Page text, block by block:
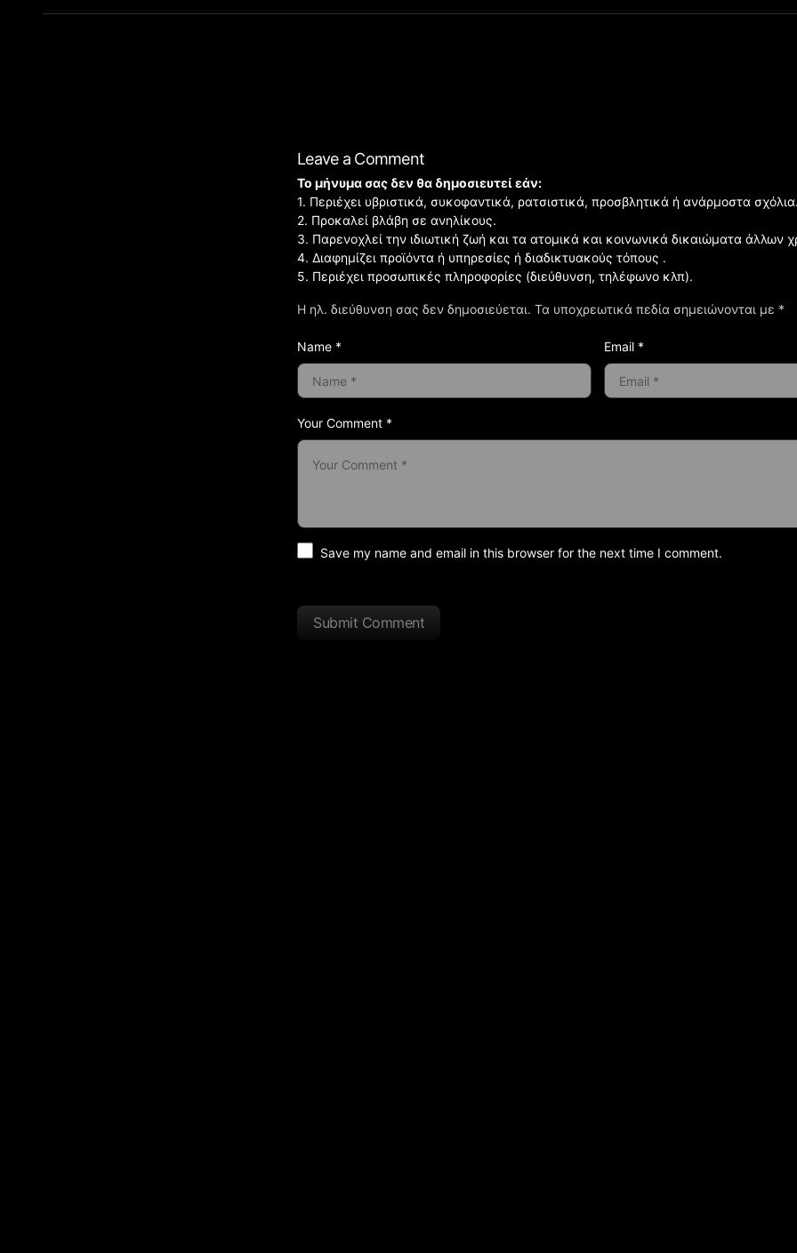
Leave a Comment
Η ηλ. διεύθυνση σας δεν δημοσιεύεται. Τα υποχρεωτικά πεδία σημειώνονται με *
Your Comment *
Το μήνυμα σας δεν θα δημοσιευτεί εάν:
1. Περιέχει υβριστικά, συκοφαντικά, ρατσιστικά, προσβλητικά ή ανάρμοστα
2. Προκαλεί βλάβη σε ανηλίκους.
3. Παρενοχλεί την ιδιωτική ζωή και τα ατομικά και κοινωνικά δικαιώματα άλλων
4. Διαφημίζει προϊόντα ή υπηρεσίες ή διαδικτυακούς τόπους .
5. Περιέχει προσωπικές πληροφορίες (διεύθυνση, τηλέφωνο κλπ).
Name * Email *
Save my name and email in this browser for the next time I comment.
Submit Comment